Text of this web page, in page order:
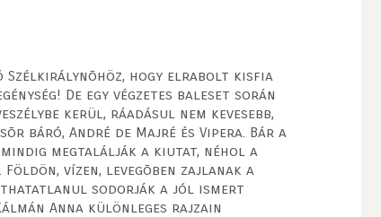
hogy elrabolt kisfia
De egy végzetes baleset során
kerül, ráadásul nem kevesebb,
báró, André de Majré és Vipera. Bár a
megtalálják a kiutat, néhol a
vízen, levegõben zajlanak a
sodorják a jól ismert
Anna különleges rajzain